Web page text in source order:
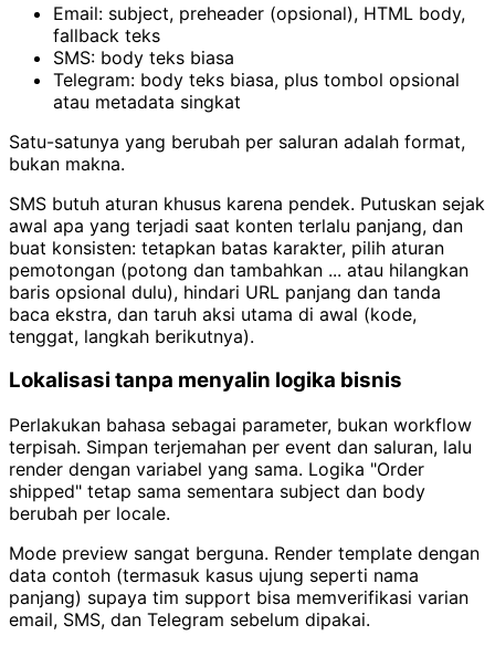
Email: subject, preheader (opsional), HTML body,
fallback teks
SMS: body teks biasa
Telegram: body teks biasa, plus tombol opsional
atau metadata singkat
Satu-satunya yang berubah per saluran adalah format,
bukan makna.
SMS butuh aturan khusus karena pendek. Putuskan sejak
awal apa yang terjadi saat konten terlalu panjang, dan
buat konsisten: tetapkan batas karakter, pilih aturan
pemotongan (potong dan tambahkan ... atau hilangkan
baris opsional dulu), hindari URL panjang dan tanda
baca ekstra, dan taruh aksi utama di awal (kode,
tenggat, langkah berikutnya).
Lokalisasi tanpa menyalin logika bisnis
Perlakukan bahasa sebagai parameter, bukan workflow
terpisah. Simpan terjemahan per event dan saluran, lalu
render dengan variabel yang sama. Logika "Order
shipped" tetap sama sementara subject dan body
berubah per locale.
Mode preview sangat berguna. Render template dengan
data contoh (termasuk kasus ujung seperti nama
panjang) supaya tim support bisa memverifikasi varian
email, SMS, dan Telegram sebelum dipakai.